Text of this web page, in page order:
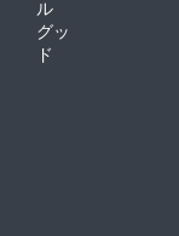
ル
グッ
ド